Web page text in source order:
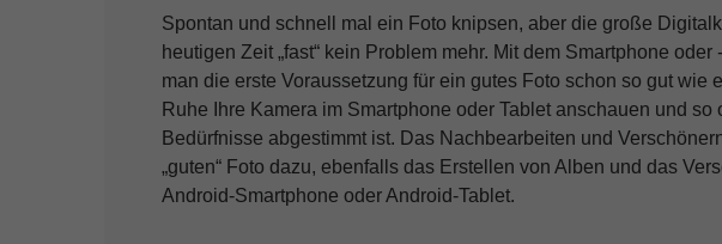
Spontan und schnell mal ein Foto knipsen, aber die große
heutigen Zeit „fast“ kein Problem mehr. Mit dem Smartphone oder
man die erste Voraussetzung für ein gutes Foto schon so gut wie
Ruhe Ihre Kamera im Smartphone oder Tablet anschauen und so
Bedürfnisse abgestimmt ist. Das Nachbearbeiten und
„guten“ Foto dazu, ebenfalls das Erstellen von Alben und das
Android-Smartphone oder Android-Tablet.